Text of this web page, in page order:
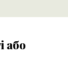
або